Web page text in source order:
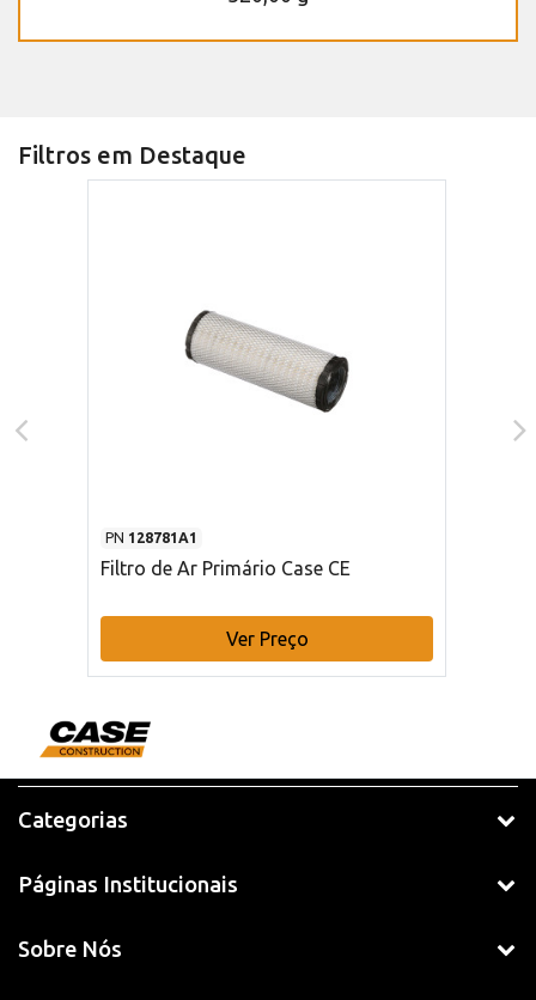
Filtros em Destaque
PN 128781A1
Filtro de Ar Primário Case CE
Ver Preço
Categorias
Páginas Institucionais
Sobre Nós